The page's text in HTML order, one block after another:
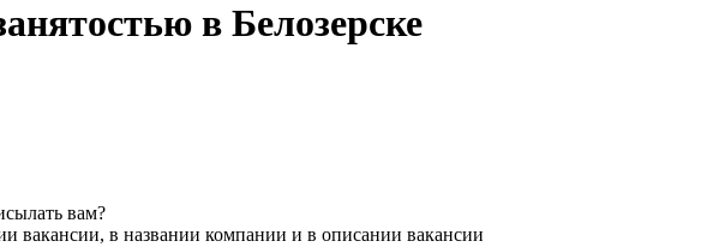
в Белозерске
вам?
вакансии, в названии компании и в описании вакансии